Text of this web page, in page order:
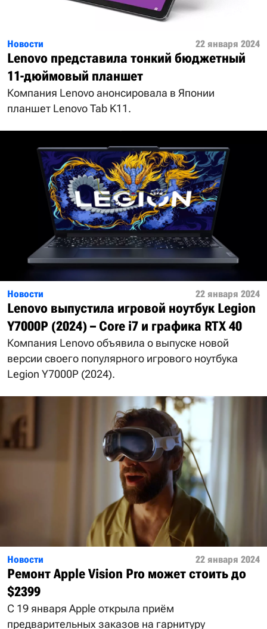
Новости 22 января 2024
Lenovo представила тонкий бюджетный
11-дюймовый планшет
Компания Lenovo анонсировала в Японии
планшет Lenovo Tab K11.
Новости 22 января 2024
Lenovo выпустила игровой ноутбук Legion
Y7000P (2024) – Core i7 и графика RTX 40
Компания Lenovo объявила о выпуске новой
версии своего популярного игрового ноутбука
Legion Y7000P (2024).
Новости 22 января 2024
Ремонт Apple Vision Pro может стоить до
$2399
С 19 января Apple открыла приём
предварительных заказов на гарнитуру